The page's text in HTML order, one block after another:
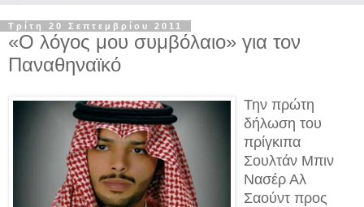
Τρίτη 20 Σεπτεμβρίου 2011
«Ο λόγος μου συμβόλαιο» για τον
Παναθηναϊκό
Την πρώτη
δήλωση του
πρίγκιπα
Σουλτάν Μπιν
Νασέρ Αλ
Σαούντ προς